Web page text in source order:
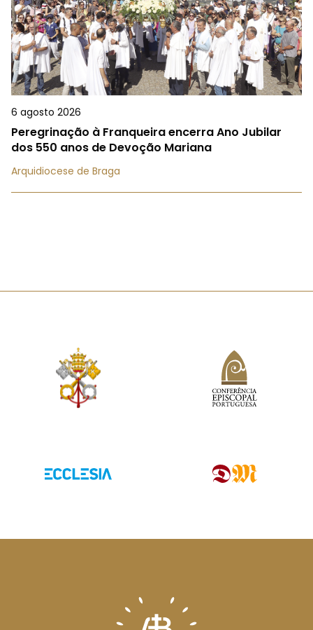
6 agosto 2026
Peregrinação à Franqueira encerra Ano Jubilar
dos 550 anos de Devoção Mariana
Arquidiocese de Braga